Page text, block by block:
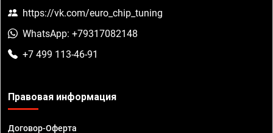
https://vk.com/euro_chip_tuning
WhatsApp: +79317082148
+7 499 113-46-91
Правовая информация
Договор-Оферта